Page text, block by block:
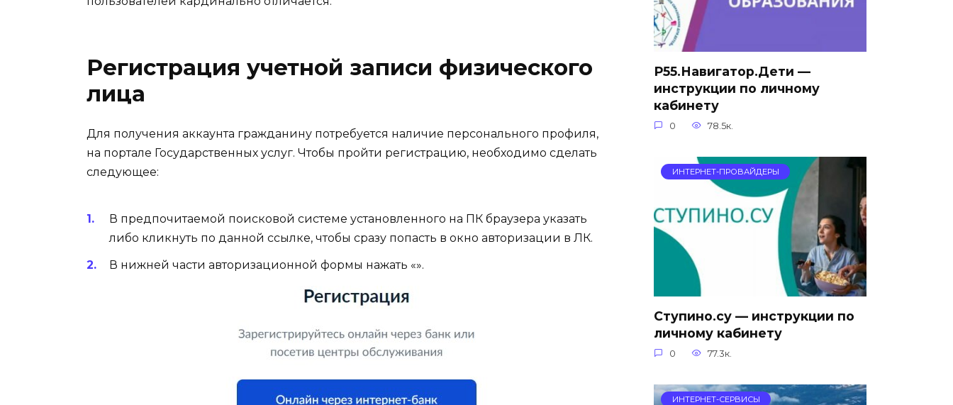
Регистрация учетной записи физического
лица
Для получения аккаунта гражданину потребуется наличие персонального профиля,
на портале Государственных услуг. Чтобы пройти регистрацию, необходимо сделать
следующее:
В предпочитаемой поисковой системе установленного на ПК браузера указать
либо кликнуть по данной ссылке, чтобы сразу попасть в окно авторизации в ЛК.
В нижней части авторизационной формы нажать «».
Р55.Навигатор.Дети —
инструкции по личному
кабинету
0 78.5к.
ИНТЕРНЕТ-ПРОВАЙДЕРЫ
Ступино.су — инструкции по
личному кабинету
0 77.3к.
ИНТЕРНЕТ-СЕРВИСЫ